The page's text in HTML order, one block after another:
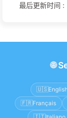
最后更新时间 :
🌐
🇺🇸English
🇫🇷Français